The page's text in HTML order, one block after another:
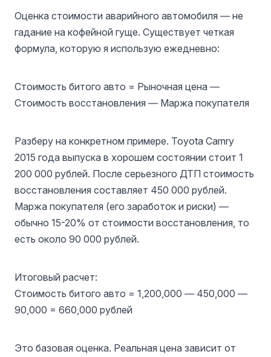
Оценка стоимости аварийного автомобиля — не
гадание на кофейной гуще. Существует четкая
формула, которую я использую ежедневно:
Стоимость битого авто = Рыночная цена —
Стоимость восстановления — Маржа покупателя
Разберу на конкретном примере. Toyota Camry
2015 года выпуска в хорошем состоянии стоит 1
200 000 рублей. После серьезного ДТП стоимость
восстановления составляет 450 000 рублей.
Маржа покупателя (его заработок и риски) —
обычно 15-20% от стоимости восстановления, то
есть около 90 000 рублей.
Итоговый расчет:
Стоимость битого авто = 1,200,000 — 450,000 —
90,000 = 660,000 рублей
Это базовая оценка. Реальная цена зависит от